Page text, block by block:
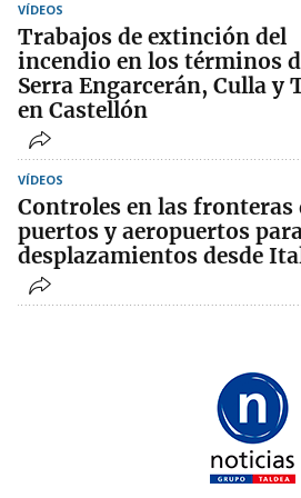
VÍDEOS
Trabajos de extinción del
incendio en los términos
Serra Engarcerán, Culla y
en Castellón
VÍDEOS
Controles en las fronteras
puertos y aeropuertos
desplazamientos desde